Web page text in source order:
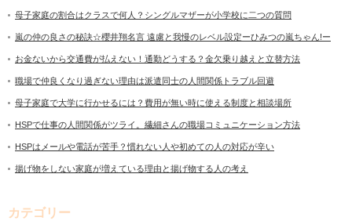
母子家庭の割合はクラスで何人？シングルマザーが小学校に二つの質問
嵐の仲の良さの秘訣☆櫻井翔名言 遠慮と我慢のレベル設定ーひみつの嵐ちゃん!ー
お金ないから交通費が払えない！通勤どうする？金欠乗り越えと立替方法
職場で仲良くなり過ぎない理由は派遣同士の人間関係トラブル回避
母子家庭で大学に行かせるには？費用が無い時に使える制度と相談場所
HSPで仕事の人間関係がツライ。繊細さんの職場コミュニケーション方法
HSPはメールや電話が苦手？慣れない人や初めての人の対応が辛い
揚げ物をしない家庭が増えている理由と揚げ物する人の考え
カテゴリー